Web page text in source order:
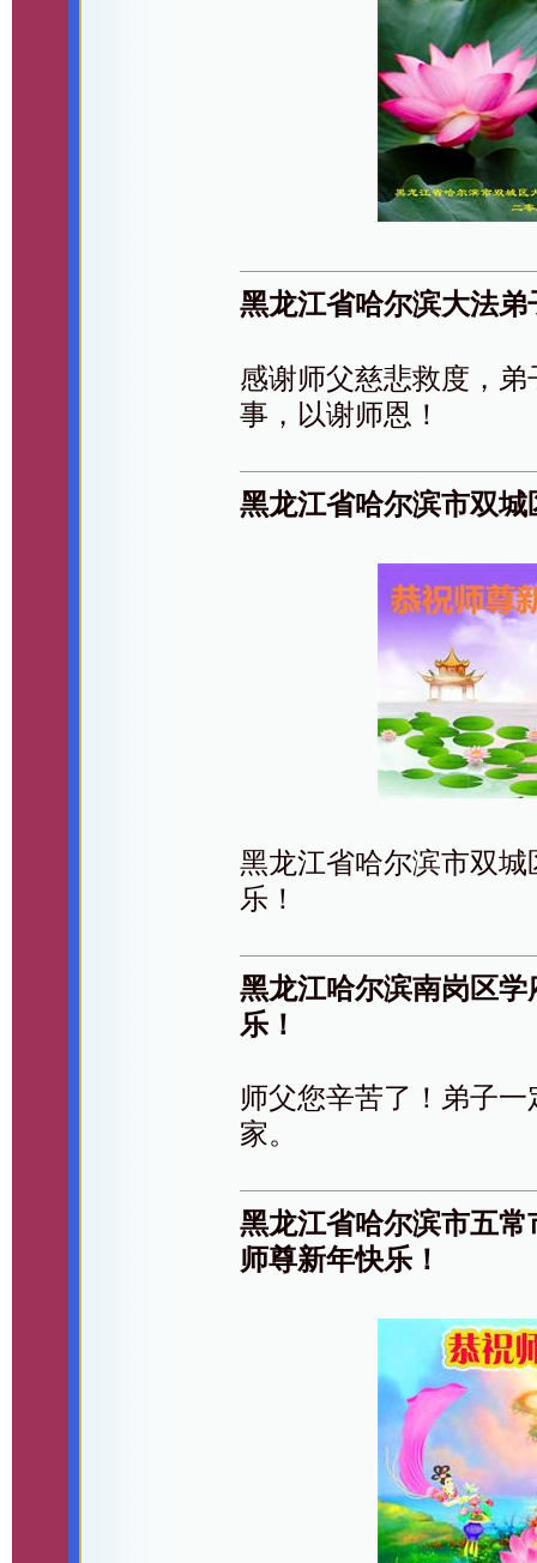
黑龙江省哈尔滨大法
感谢师父慈悲救度，
事，以谢师恩！
黑龙江省哈尔滨市双
黑龙江省哈尔滨市双
乐！
黑龙江哈尔滨南岗区
乐！
师父您辛苦了！弟子
家。
黑龙江省哈尔滨市五
师尊新年快乐！